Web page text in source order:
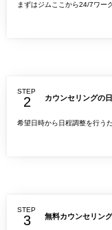
まずはジムここから24/7ワー
STEP
カウンセリングの
希望日時から日程調整を行う
STEP
無料カウンセリング